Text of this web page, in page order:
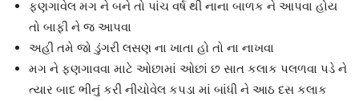
ફણગાવેલ મગ ને બને તો પાંચ વર્ષ થી નાના બાળક ને આપવા હોય
તો બાફી ને જ આપવા
અહી તમે જો ડુંગરી લસણ ના ખાતા હો તો ના નાખવા
મગ ને ફણગાવવા માટે ઓછામાં ઓછાં છ સાત કલાક પલળવા પડે ને
ત્યાર બાદ ભીનું કરી નીચોવેલ કપડા માં બાંધી ને આઠ દસ કલાક